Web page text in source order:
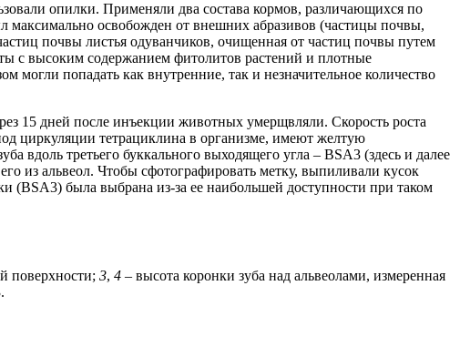
опилки. Применяли два состава кормов, различающихся по
максимально освобожден от внешних абразивов (частицы почвы,
почвы листья одуванчиков, очищенная от частиц почвы путем
с высоким содержанием фитолитов растений и плотные
попадать как внутренние, так и незначительное количество
15 дней после инъекции животных умерщвляли. Скорость роста
циркуляции тетрациклина в организме, имеют желтую
вдоль третьего буккального выходящего угла – BSA3 (здесь и далее
из альвеол. Чтобы сфотографировать метку, выпиливали кусок
(BSA3) была выбрана из-за ее наибольшей доступности при таком
поверхности; 3, 4 – высота коронки зуба над альвеолами, измеренная